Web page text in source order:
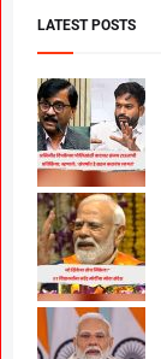
LATEST POSTS